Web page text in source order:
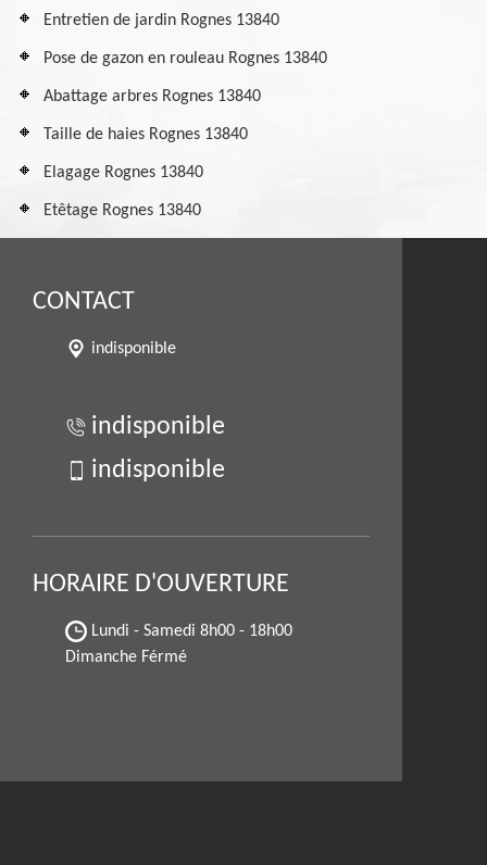
Entretien de jardin Rognes 13840
Pose de gazon en rouleau Rognes 13840
Abattage arbres Rognes 13840
Taille de haies Rognes 13840
Elagage Rognes 13840
Etêtage Rognes 13840
CONTACT
indisponible
indisponible
indisponible
HORAIRE D'OUVERTURE
Lundi - Samedi 8h00 - 18h00
Dimanche Férmé